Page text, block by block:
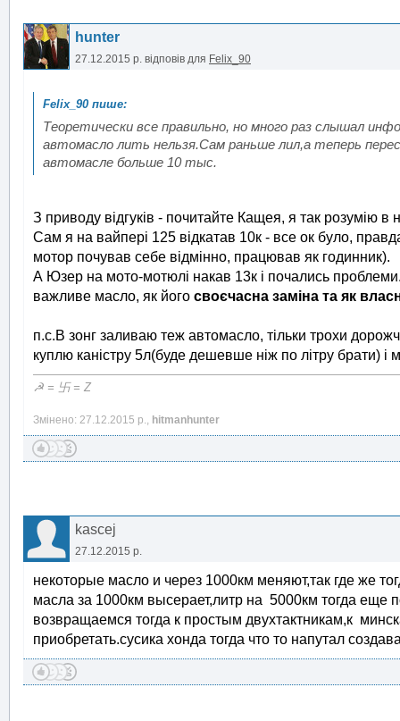
hunter
27.12.2015 р. відповів для Felix_90
Теоретически все правильно, но много раз слышал
автомасло лить нельзя.Сам раньше лил,а теперь
автомасле больше 10 тыс.
З приводу відгуків - почитайте Кащея, я так розумію
Сам я на вайпері 125 відкатав 10к - все ок було,
мотор почував себе відмінно, працював як годинник).
А Юзер на мото-мотюлі накав 13к і почались
важливе масло, як його своєчасна заміна та як
п.с.В зонг заливаю теж автомасло, тільки трохи
куплю каністру 5л(буде дешевше ніж по літру брати) і
☭ = 卐 = Z
Змінено: 27.12.2015 р., hitmanhunter
kascej
27.12.2015 р.
некоторые масло и через 1000км меняют,так где же
масла за 1000км высерает,литр на 5000км тогда еще
возвращаемся тогда к простым двухтактникам,к
приобретать.сусика хонда тогда что то напутал